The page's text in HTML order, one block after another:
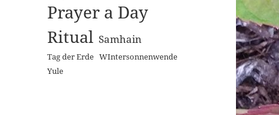
Prayer a Day
Ritual Samhain
Tag der Erde WIntersonnenwende
Yule